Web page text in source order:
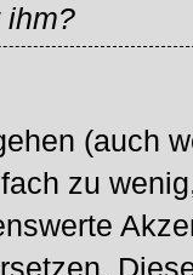
ihm?
(auch
zu